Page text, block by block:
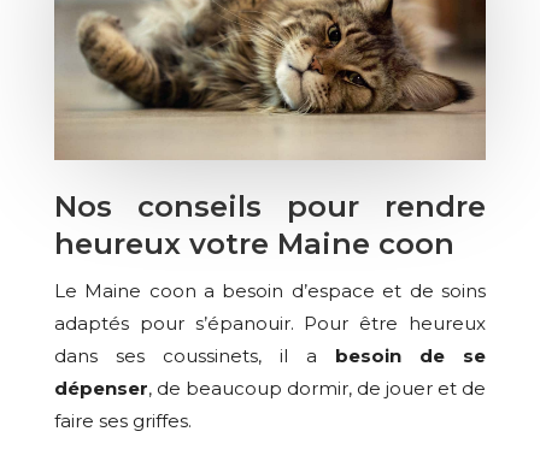
Nos conseils pour rendre
heureux votre Maine coon
Le Maine coon a besoin d’espace et de soins
adaptés pour s’épanouir. Pour être heureux
dans ses coussinets, il a besoin de se
dépenser, de beaucoup dormir, de jouer et de
faire ses griffes.